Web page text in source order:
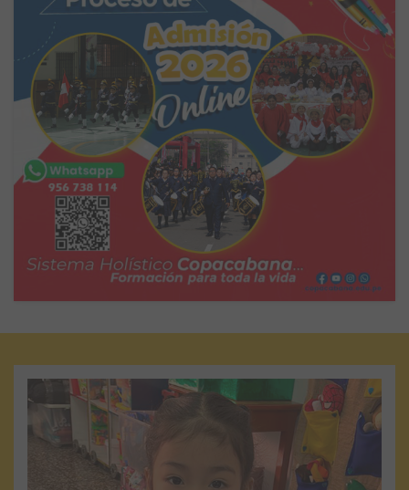
NIVEL INICIAL
La Institución educativa “Nuestra Señora de